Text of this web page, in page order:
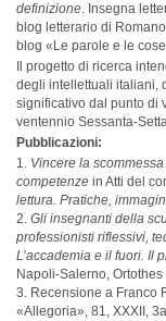
definizione. Insegna
blog letterario di
blog «Le parole e le
Il progetto di ricerca
degli intellettuali italiani,
significativo dal punto di
ventennio Sessanta-
Pubblicazioni:
Vincere la
competenze in Atti del
lettura. Pratiche,
Gli insegnanti della
professionisti riflessivi,
L’accademia e il fuori. Il
Napoli-Salerno,
Recensione a Franco
«Allegoria», 81, XXXII,